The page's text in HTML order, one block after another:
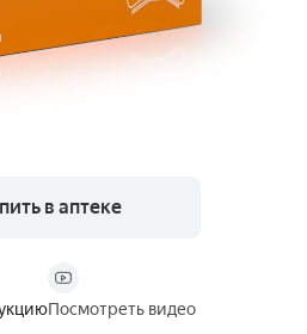
в аптеке
Посмотреть видео